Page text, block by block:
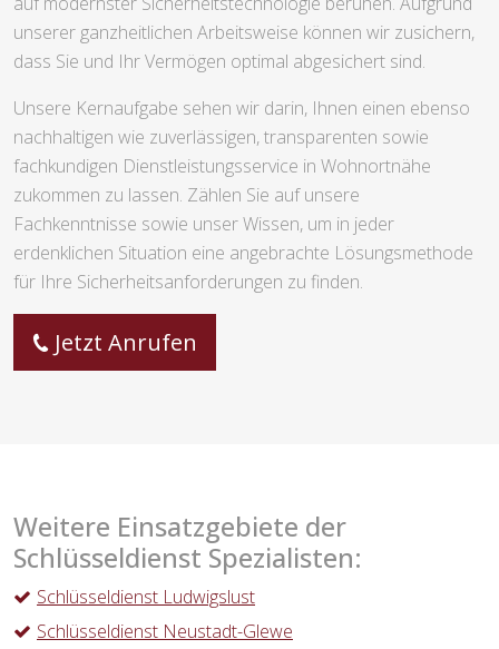
unserer ganzheitlichen Arbeitsweise können wir zusichern,
dass Sie und Ihr Vermögen optimal abgesichert sind.
Unsere Kernaufgabe sehen wir darin, Ihnen einen ebenso
nachhaltigen wie zuverlässigen, transparenten sowie
fachkundigen Dienstleistungsservice in Wohnortnähe
zukommen zu lassen. Zählen Sie auf unsere
Fachkenntnisse sowie unser Wissen, um in jeder
erdenklichen Situation eine angebrachte Lösungsmethode
für Ihre Sicherheitsanforderungen zu finden.
Jetzt Anrufen
Weitere Einsatzgebiete der
Schlüsseldienst Spezialisten:
Schlüsseldienst Ludwigslust
Schlüsseldienst Neustadt-Glewe